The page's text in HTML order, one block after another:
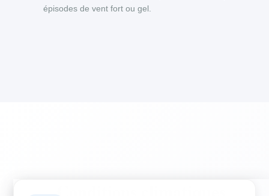
épisodes de vent fort ou gel.